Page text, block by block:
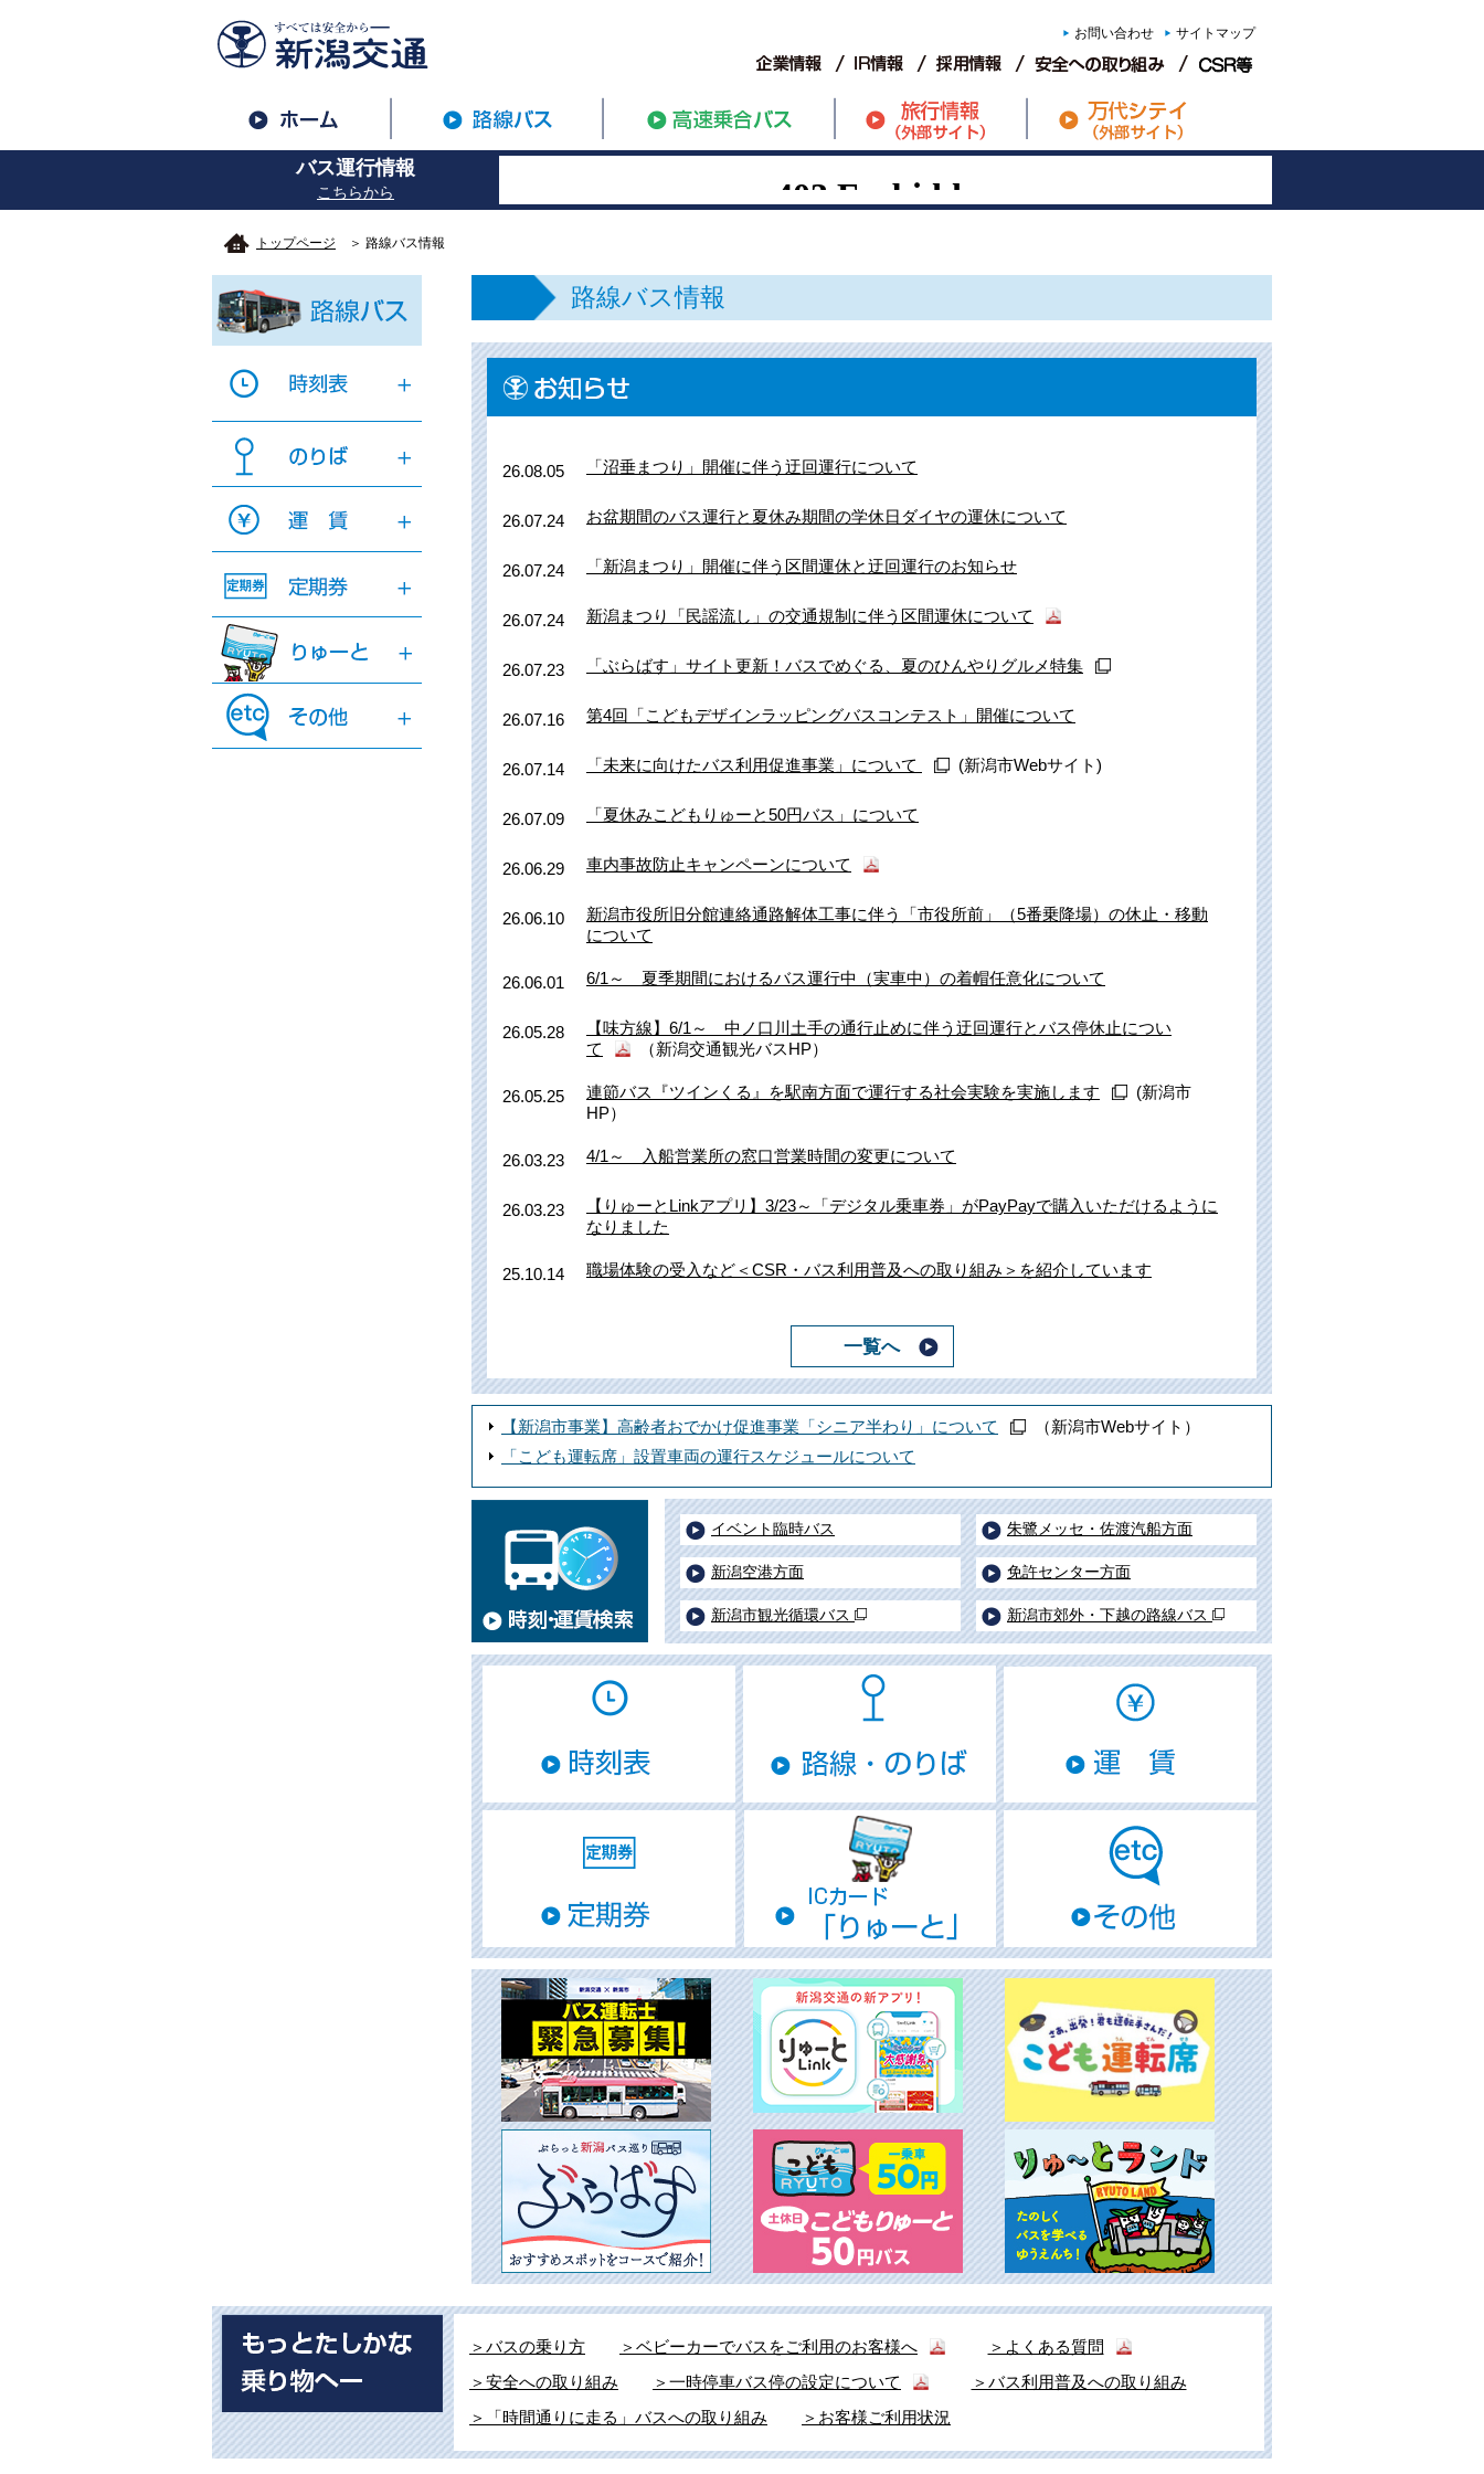
お問い合わせ サイトマップ
バス運行情報
こちらから
トップページ ＞ 路線バス情報
路線バス情報
26.08.05 「沼垂まつり」開催に伴う迂回運行について
26.07.24 お盆期間のバス運行と夏休み期間の学休日ダイヤの運休について
26.07.24 「新潟まつり」開催に伴う区間運休と迂回運行のお知らせ
26.07.24 新潟まつり「民謡流し」の交通規制に伴う区間運休について
26.07.23 「ぶらばす」サイト更新！バスでめぐる、夏のひんやりグルメ特集
26.07.16 第4回「こどもデザインラッピングバスコンテスト」開催について
26.07.14 「未来に向けたバス利用促進事業」について (新潟市Webサイト)
26.07.09 「夏休みこどもりゅーと50円バス」について
26.06.29 車内事故防止キャンペーンについて
26.06.10
新潟市役所旧分館連絡通路解体工事に伴う「市役所前」（5番乗降場）の休止・移動
について
26.06.01 6/1～ 夏季期間におけるバス運行中（実車中）の着帽任意化について
26.05.28
【味方線】6/1～ 中ノ口川土手の通行止めに伴う迂回運行とバス停休止につい
て
（新潟交通観光バスHP）
26.05.25 連節バス『ツインくる』を駅南方面で運行する社会実験を実施します
(新潟市
HP）
26.03.23 4/1～ 入船営業所の窓口営業時間の変更について
26.03.23
【りゅーとLinkアプリ】3/23～「デジタル乗車券」がPayPayで購入いただけるように
なりました
25.10.14 職場体験の受入など＜CSR・バス利用普及への取り組み＞を紹介しています
一覧へ
【新潟市事業】高齢者おでかけ促進事業「シニア半わり」について
（新潟市Webサイト）
「こども運転席」設置車両の運行スケジュールについて
イベント臨時バス 朱鷺メッセ・佐渡汽船方面
新潟空港方面 免許センター方面
新潟市観光循環バス 新潟市郊外・下越の路線バス
＞バスの乗り方 ＞ベビーカーでバスをご利用のお客様へ
＞よくある質問
＞安全への取り組み
＞一時停車バス停の設定について
＞バス利用普及への取り組み
＞「時間通りに走る」バスへの取り組み
＞お客様ご利用状況